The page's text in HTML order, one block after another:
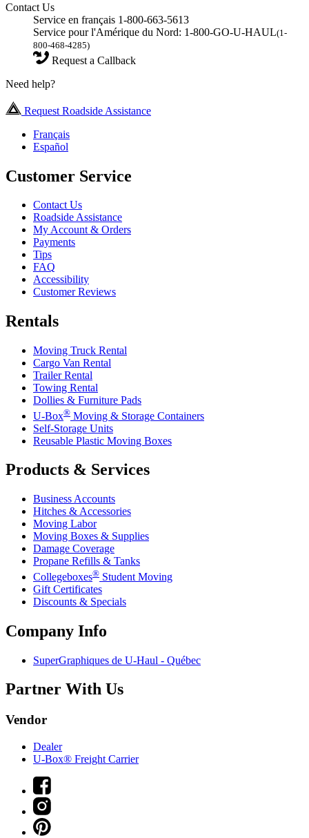
Contact Us
Service en français 1-800-663-5613
Service pour l'Amérique du Nord: 1-800-GO-U-HAUL(1-
800-468-4285)
Request a Callback
Need help?
Request Roadside Assistance
Français
Español
Customer Service
Contact Us
Roadside Assistance
My Account & Orders
Payments
Tips
FAQ
Accessibility
Customer Reviews
Rentals
Moving Truck Rental
Cargo Van Rental
Trailer Rental
Towing Rental
Dollies & Furniture Pads
U-Box® Moving & Storage Containers
Self-Storage Units
Reusable Plastic Moving Boxes
Products & Services
Business Accounts
Hitches & Accessories
Moving Labor
Moving Boxes & Supplies
Damage Coverage
Propane Refills & Tanks
Collegeboxes® Student Moving
Gift Certificates
Discounts & Specials
Company Info
SuperGraphiques de U-Haul - Québec
Partner With Us
Vendor
Dealer
U-Box® Freight Carrier